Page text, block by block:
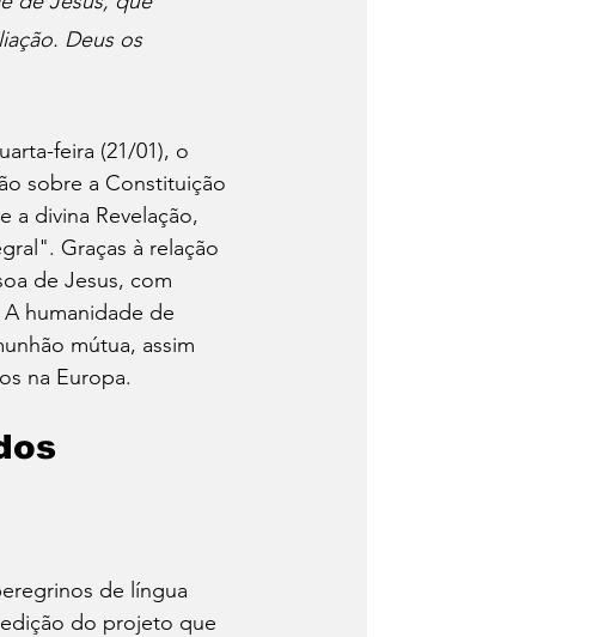
Deus os
feira (21/01), o
sobre a Constituição
a divina Revelação,
Graças à relação
de Jesus, com
humanidade de
mútua, assim
na Europa.
de língua
edição do projeto que